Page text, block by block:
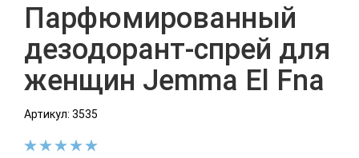
Парфюмированный
дезодорант-спрей для
женщин Jemma El Fna
Артикул: 3535